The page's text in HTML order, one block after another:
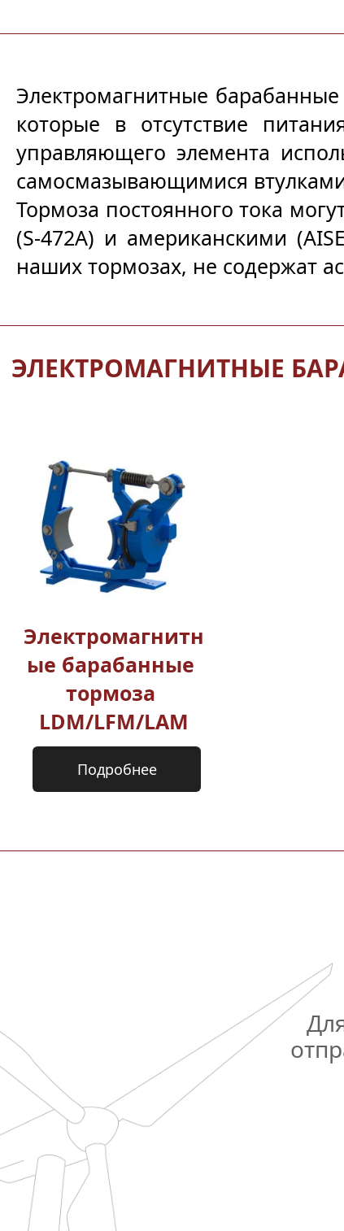
ЭЛЕКТРОМАГНИТНЫЕ
Электромагнитные
которые в отсутствие
управляющего элемента
самосмазывающимися
Тормоза постоянного тока
(S-472A) и американскими
наших тормозах, не содержат
Электромагнитн
ые барабанные
тормоза
LDM/LFM/LAM
Подробнее